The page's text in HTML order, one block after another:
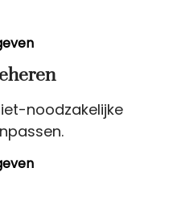
noodzakelijke